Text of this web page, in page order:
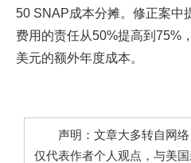
50 SNAP成本分摊。修正案中
费用的责任从50%提高到75%
美元的额外年度成本。
声明：文章大多转自网络
仅代表作者个人观点，与美